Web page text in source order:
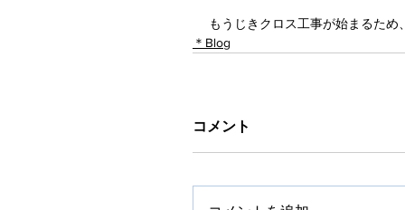
もうじきクロス工事が始まるため
＊Blog
コメント